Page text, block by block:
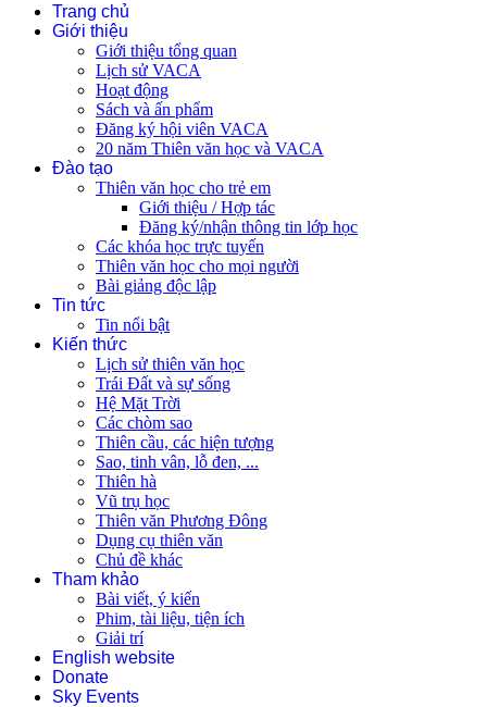
Trang chủ
Giới thiệu
Giới thiệu tổng quan
Lịch sử VACA
Hoạt động
Sách và ấn phẩm
Đăng ký hội viên VACA
20 năm Thiên văn học và VACA
Đào tạo
Thiên văn học cho trẻ em
Giới thiệu / Hợp tác
Đăng ký/nhận thông tin lớp học
Các khóa học trực tuyến
Thiên văn học cho mọi người
Bài giảng độc lập
Tin tức
Tin nổi bật
Kiến thức
Lịch sử thiên văn học
Trái Đất và sự sống
Hệ Mặt Trời
Các chòm sao
Thiên cầu, các hiện tượng
Sao, tinh vân, lỗ đen, ...
Thiên hà
Vũ trụ học
Thiên văn Phương Đông
Dụng cụ thiên văn
Chủ đề khác
Tham khảo
Bài viết, ý kiến
Phim, tài liệu, tiện ích
Giải trí
English website
Donate
Sky Events